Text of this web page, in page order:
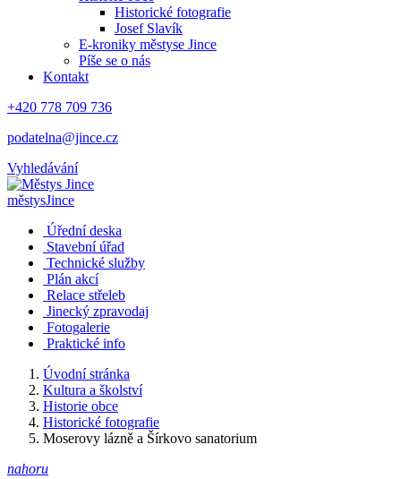
Historické fotografie
Josef Slavík
E-kroniky městyse Jince
Píše se o nás
Kontakt
+420 778 709 736
podatelna@jince.cz
Vyhledávání
městysJince
Úřední deska
Stavební úřad
Technické služby
Plán akcí
Relace střeleb
Jinecký zpravodaj
Fotogalerie
Praktické info
Úvodní stránka
Kultura a školství
Historie obce
Historické fotografie
Moserovy lázně a Šírkovo sanatorium
nahoru